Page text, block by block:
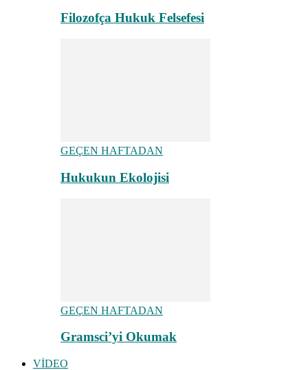
Filozofça Hukuk Felsefesi
GEÇEN HAFTADAN
Hukukun Ekolojisi
GEÇEN HAFTADAN
Gramsci’yi Okumak
VİDEO